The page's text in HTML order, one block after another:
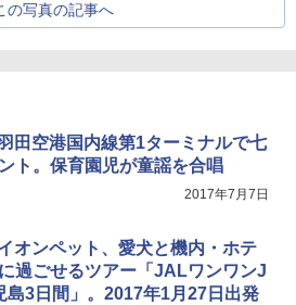
の写真の記事へ
田空港国内線第1ターミナルで七
ト。保育園児が童謡を合唱
2017年7月7日
オンペット、愛犬と機内・ホテ
過ごせるツアー「JALワンワンJ
島3日間」。2017年1月27日出発